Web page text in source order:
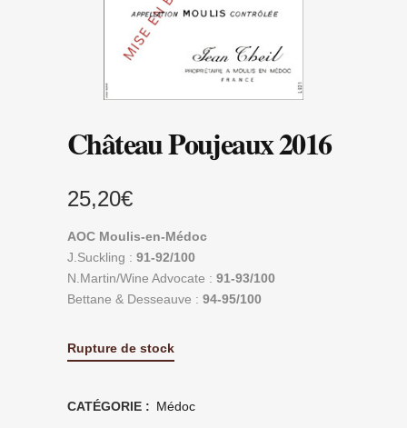
Château Poujeaux 2016
25,20€
AOC Moulis-en-Médoc
J.Suckling : 91-92/100
N.Martin/Wine Advocate : 91-93/100
Bettane & Desseauve : 94-95/100
Rupture de stock
CATÉGORIE : Médoc